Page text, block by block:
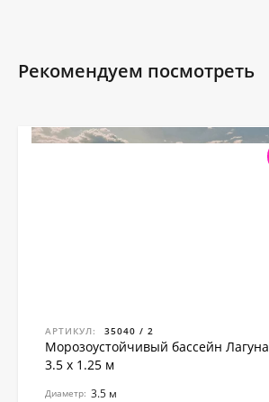
Рекомендуем посмотреть
АРТИКУЛ: 35040 / 2
Морозоустойчивый бассейн Лагуна
3.5 х 1.25 м
Диаметр: 3.5 м